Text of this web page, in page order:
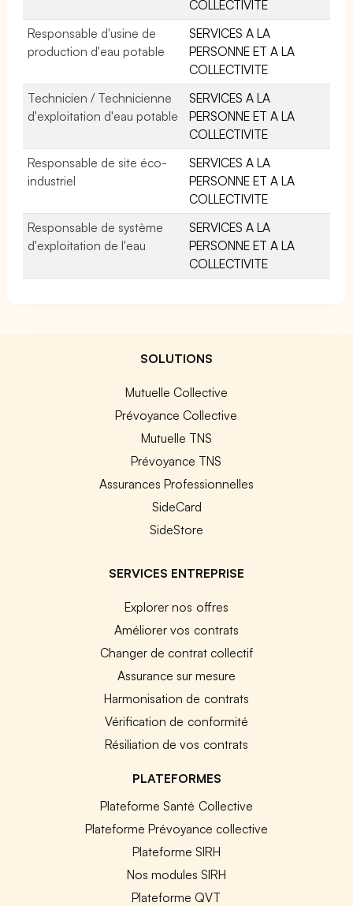
COLLECTIVITE
Responsable d'usine de
production d'eau potable
SERVICES A LA
PERSONNE ET A LA
COLLECTIVITE
Technicien / Technicienne
d'exploitation d'eau potable
SERVICES A LA
PERSONNE ET A LA
COLLECTIVITE
Responsable de site éco-
industriel
SERVICES A LA
PERSONNE ET A LA
COLLECTIVITE
Responsable de système
d'exploitation de l'eau
SERVICES A LA
PERSONNE ET A LA
COLLECTIVITE
SOLUTIONS
Mutuelle Collective
Prévoyance Collective
Mutuelle TNS
Prévoyance TNS
Assurances Professionnelles
SideCard
SideStore
SERVICES ENTREPRISE
Explorer nos offres
Améliorer vos contrats
Changer de contrat collectif
Assurance sur mesure
Harmonisation de contrats
Vérification de conformité
Résiliation de vos contrats
PLATEFORMES
Plateforme Santé Collective
Plateforme Prévoyance collective
Plateforme SIRH
Nos modules SIRH
Plateforme QVT